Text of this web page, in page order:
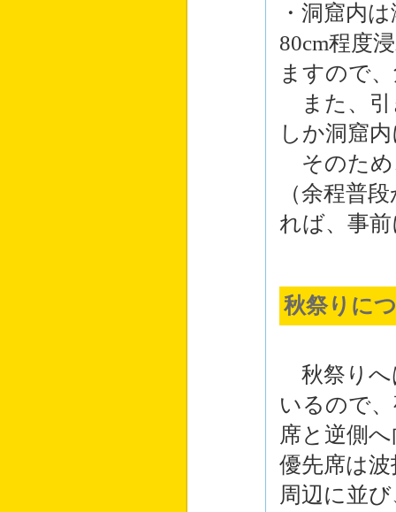
・洞窟内
80cm程度
ますので
また、引
しか洞窟
そのため
（余程普
れば、事
秋祭りに
秋祭りへ
いるので
席と逆側
優先席は
周辺に並